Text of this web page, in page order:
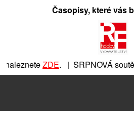
Časopisy, které vás
ZDE. | SRPNOVÁ